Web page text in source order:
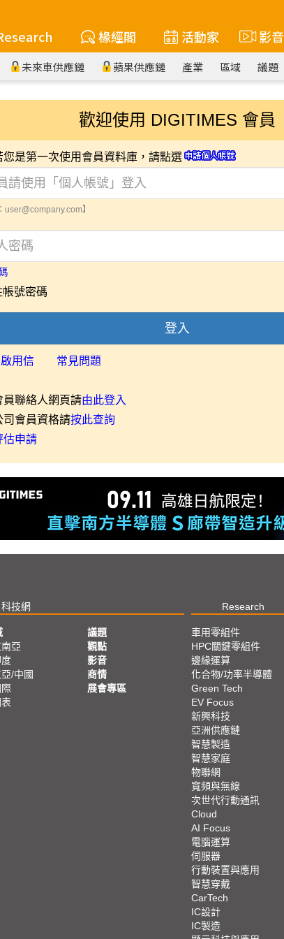
椽經閣 活動家 影音
未來車供應鏈 蘋果供應鏈 產業 區域 議題
歡迎使用 DIGITIMES 會員
是第一次使用會員資料庫，請點選
user@company.com】
帳號密碼
登入
用信 常見問題
聯絡人網頁請由此登入
會員資格請按此查詢
估申請
科技網 Research
亞
/中國
際
議題
觀點
影音
商情
展會專區
車用零組件
HPC關鍵零組件
邊緣運算
化合物/功率半導體
Green Tech
EV Focus
新興科技
亞洲供應鏈
智慧製造
智慧家庭
物聯網
寬頻與無線
次世代行動通訊
Cloud
AI Focus
電腦運算
伺服器
行動裝置與應用
智慧穿戴
CarTech
IC設計
IC製造